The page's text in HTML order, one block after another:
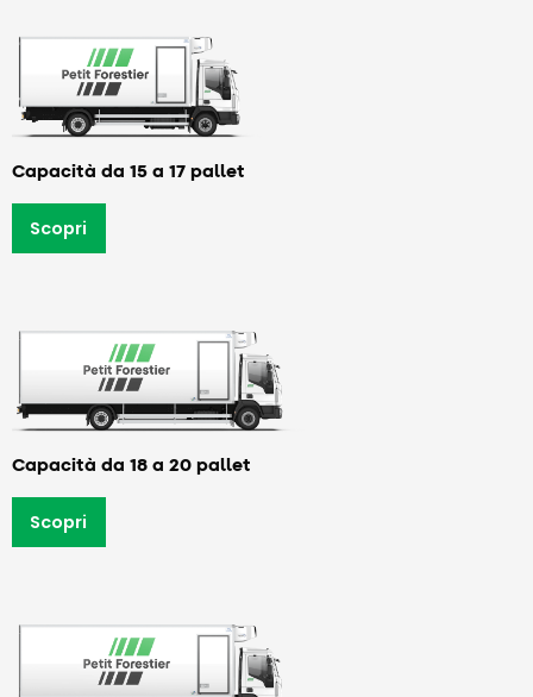
Capacità da 15 a 17 pallet
Scopri
Capacità da 18 a 20 pallet
Scopri